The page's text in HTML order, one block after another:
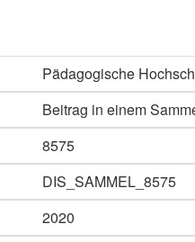
Pädagogische
Beitrag in einem
8575
DIS_SAMMEL_8575
2020